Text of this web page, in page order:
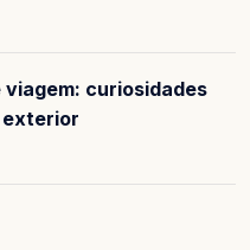
curiosidades
exterior